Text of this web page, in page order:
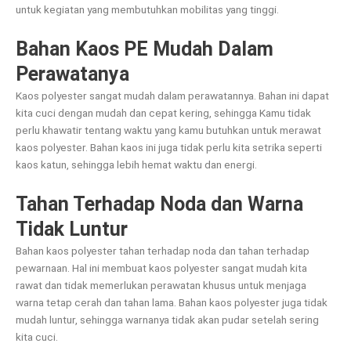
untuk kegiatan yang membutuhkan mobilitas yang tinggi.
Bahan Kaos PE Mudah Dalam
Perawatanya
Kaos polyester sangat mudah dalam perawatannya. Bahan ini dapat
kita cuci dengan mudah dan cepat kering, sehingga Kamu tidak
perlu khawatir tentang waktu yang kamu butuhkan untuk merawat
kaos polyester. Bahan kaos ini juga tidak perlu kita setrika seperti
kaos katun, sehingga lebih hemat waktu dan energi.
Tahan Terhadap Noda dan Warna
Tidak Luntur
Bahan kaos polyester tahan terhadap noda dan tahan terhadap
pewarnaan. Hal ini membuat kaos polyester sangat mudah kita
rawat dan tidak memerlukan perawatan khusus untuk menjaga
warna tetap cerah dan tahan lama. Bahan kaos polyester juga tidak
mudah luntur, sehingga warnanya tidak akan pudar setelah sering
kita cuci.